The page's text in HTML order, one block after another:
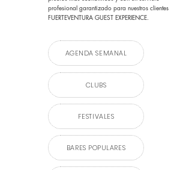
profesional garantizado para nuestros clientes
FUERTEVENTURA GUEST EXPERIENCE.
AGENDA SEMANAL
CLUBS
FESTIVALES
BARES POPULARES